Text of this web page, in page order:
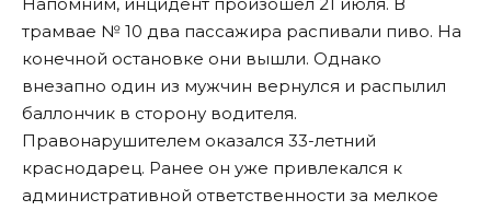
трамвае № 10 два пассажира распивали пиво. На
конечной остановке они вышли. Однако
внезапно один из мужчин вернулся и распылил
баллончик в сторону водителя.
Правонарушителем оказался 33-летний
краснодарец. Ранее он уже привлекался к
административной ответственности за мелкое